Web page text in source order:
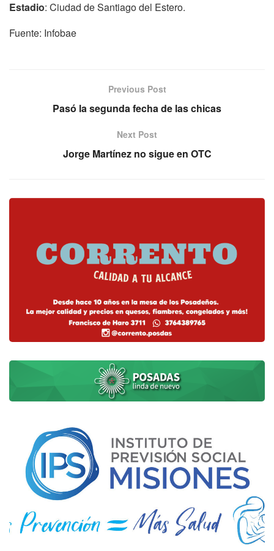
Estadio: Ciudad de Santiago del Estero.
Fuente: Infobae
Previous Post
Pasó la segunda fecha de las chicas
Next Post
Jorge Martínez no sigue en OTC